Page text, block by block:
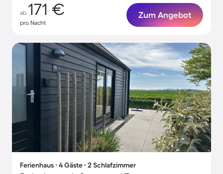
ab 171 €
pro Nacht
Zum Angebot
Ferienhaus ∙ 4 Gäste ∙ 2 Schlafzimmer